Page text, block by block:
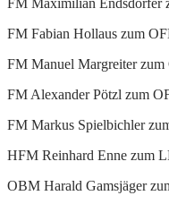
FM Maximilian Endsdorfer
FM Fabian Hollaus zum
FM Manuel Margreiter
FM Alexander Pötzl zum
FM Markus Spielbichler
HFM Reinhard Enne zum
OBM Harald Gamsjäger